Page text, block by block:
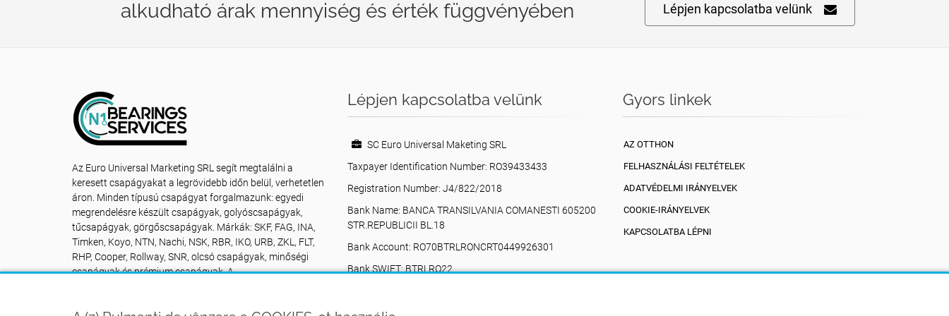
alkudható árak mennyiség és érték függvényében Lépjen kapcsolatba velünk
Az Euro Universal Marketing SRL segít megtalálni a
keresett csapágyakat a legrövidebb időn belül, verhetetlen
áron. Minden típusú csapágyat forgalmazunk: egyedi
megrendelésre készült csapágyak, golyóscsapágyak,
tűcsapágyak, görgőscsapágyak. Márkák: SKF, FAG, INA,
Timken, Koyo, NTN, Nachi, NSK, RBR, IKO, URB, ZKL, FLT,
RHP, Cooper, Rollway, SNR, olcsó csapágyak, minőségi
csapágyak és prémium csapágyak. A
Lépjen kapcsolatba velünk
SC Euro Universal Maketing SRL
Taxpayer Identification Number: RO39433433
Registration Number: J4/822/2018
Bank Name: BANCA TRANSILVANIA COMANESTI 605200
STR.REPUBLICII BL.18
Bank Account: RO70BTRLRONCRT0449926301
Bank SWIFT: BTRLRO22
Gyors linkek
AZ OTTHON
FELHASZNÁLÁSI FELTÉTELEK
ADATVÉDELMI IRÁNYELVEK
COOKIE-IRÁNYELVEK
KAPCSOLATBA LÉPNI